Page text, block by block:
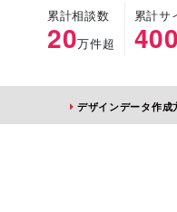
累計相談数
20万件超
累計サ
400
デザインデータ作成